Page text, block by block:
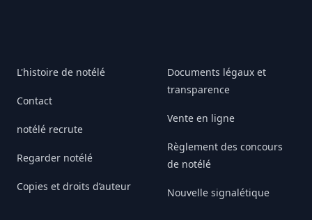
L'histoire de notélé
Contact
notélé recrute
Regarder notélé
Copies et droits d’auteur
Documents légaux et
transparence
Vente en ligne
Règlement des concours
de notélé
Nouvelle signalétique